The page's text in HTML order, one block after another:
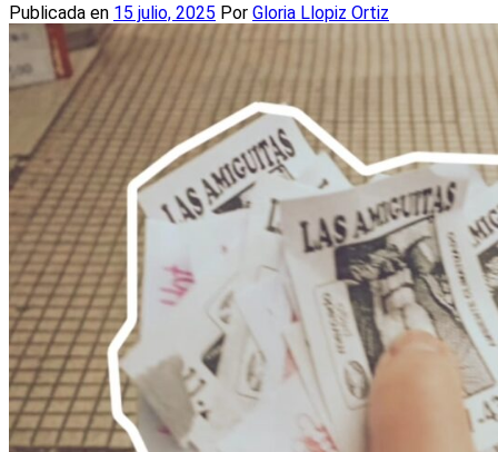
Publicada en 15 julio, 2025 Por Gloria Llopiz Ortiz